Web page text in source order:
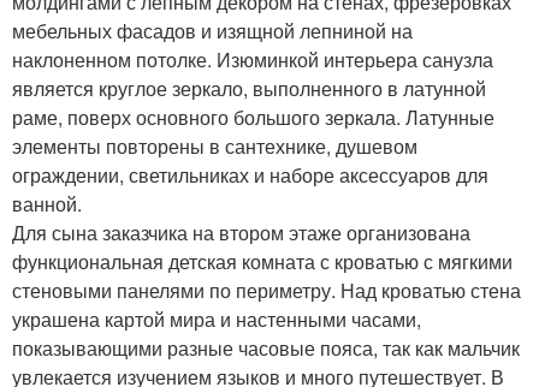
мебельных фасадов и изящной лепниной на
наклоненном потолке. Изюминкой интерьера санузла
является круглое зеркало, выполненного в латунной
раме, поверх основного большого зеркала. Латунные
элементы повторены в сантехнике, душевом
ограждении, светильниках и наборе аксессуаров для
ванной.
Для сына заказчика на втором этаже организована
функциональная детская комната с кроватью с мягкими
стеновыми панелями по периметру. Над кроватью стена
украшена картой мира и настенными часами,
показывающими разные часовые пояса, так как мальчик
увлекается изучением языков и много путешествует. В